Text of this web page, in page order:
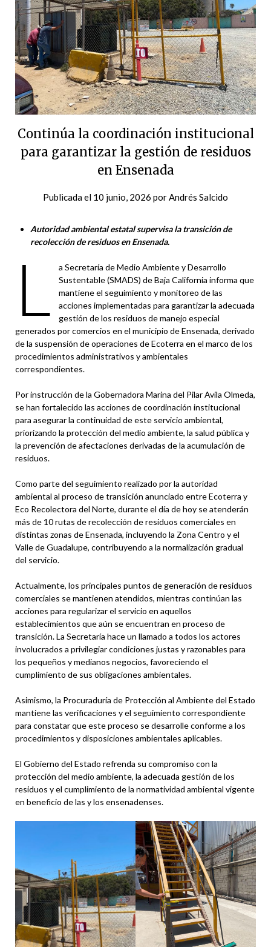
Continúa la coordinación institucional
para garantizar la gestión de residuos
en Ensenada
Publicada el 10 junio, 2026 porAndrés Salcido
Autoridad ambiental estatal supervisa la transición de
recolección de residuos en Ensenada.
L
a Secretaría de Medio Ambiente y Desarrollo
Sustentable (SMADS) de Baja California informa que
mantiene el seguimiento y monitoreo de las
acciones implementadas para garantizar la adecuada
gestión de los residuos de manejo especial
generados por comercios en el municipio de Ensenada, derivado
de la suspensión de operaciones de Ecoterra en el marco de los
procedimientos administrativos y ambientales
correspondientes.
Por instrucción de la Gobernadora Marina del Pilar Avila Olmeda,
se han fortalecido las acciones de coordinación institucional
para asegurar la continuidad de este servicio ambiental,
priorizando la protección del medio ambiente, la salud pública y
la prevención de afectaciones derivadas de la acumulación de
residuos.
Como parte del seguimiento realizado por la autoridad
ambiental al proceso de transición anunciado entre Ecoterra y
Eco Recolectora del Norte, durante el día de hoy se atenderán
más de 10 rutas de recolección de residuos comerciales en
distintas zonas de Ensenada, incluyendo la Zona Centro y el
Valle de Guadalupe, contribuyendo a la normalización gradual
del servicio.
Actualmente, los principales puntos de generación de residuos
comerciales se mantienen atendidos, mientras continúan las
acciones para regularizar el servicio en aquellos
establecimientos que aún se encuentran en proceso de
transición. La Secretaría hace un llamado a todos los actores
involucrados a privilegiar condiciones justas y razonables para
los pequeños y medianos negocios, favoreciendo el
cumplimiento de sus obligaciones ambientales.
Asimismo, la Procuraduría de Protección al Ambiente del Estado
mantiene las verificaciones y el seguimiento correspondiente
para constatar que este proceso se desarrolle conforme a los
procedimientos y disposiciones ambientales aplicables.
El Gobierno del Estado refrenda su compromiso con la
protección del medio ambiente, la adecuada gestión de los
residuos y el cumplimiento de la normatividad ambiental vigente
en beneficio de las y los ensenadenses.